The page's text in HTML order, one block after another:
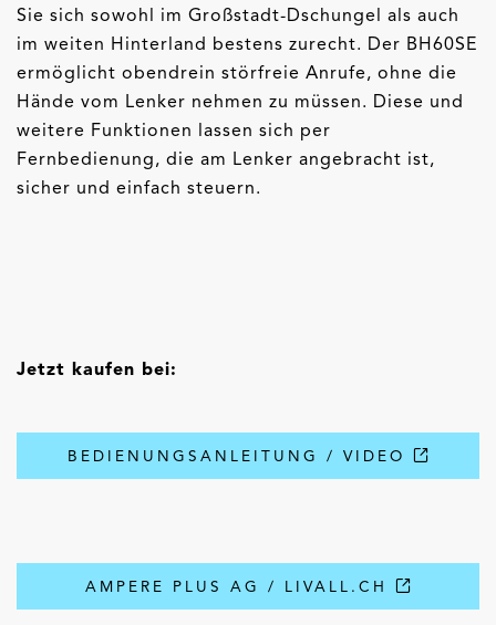
Sie sich sowohl im Großstadt-Dschungel als auch
im weiten Hinterland bestens zurecht. Der BH60SE
ermöglicht obendrein störfreie Anrufe, ohne die
Hände vom Lenker nehmen zu müssen. Diese und
weitere Funktionen lassen sich per
Fernbedienung, die am Lenker angebracht ist,
sicher und einfach steuern.
Jetzt kaufen bei:
BEDIENUNGSANLEITUNG / VIDEO
AMPERE PLUS AG / LIVALL.CH